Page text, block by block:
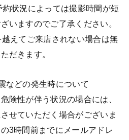
状況によっては撮影時間が短
いますのでご了承ください。
えてご来店されない場合は無
だきます。
などの発生時について
険性が伴う状況の場合には、
せていただく場合がございま
3時間前までにメールアドレ